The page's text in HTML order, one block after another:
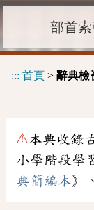
部首索
::: 首頁 > 辭典檢
⚠本典收錄
小學階段學
典簡編本》